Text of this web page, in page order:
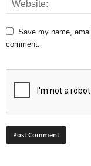
Save my name,
comment.